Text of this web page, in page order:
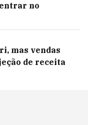
no
mas vendas
de receita